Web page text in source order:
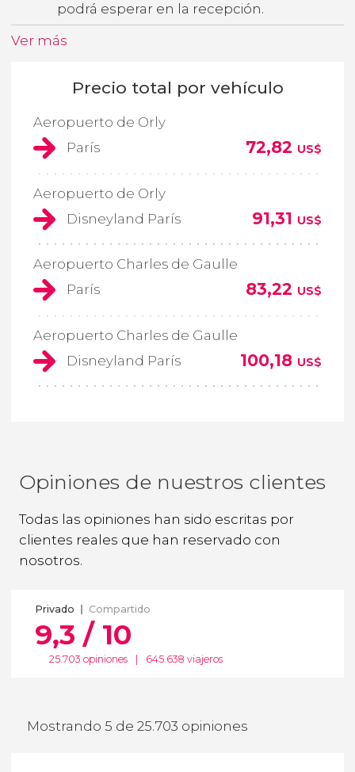
podrá esperar en la recepción.
Ver más
Precio total por vehículo
Aeropuerto de Orly
París
72,82 US$
Aeropuerto de Orly
Disneyland París
91,31 US$
Aeropuerto Charles de Gaulle
París
83,22 US$
Aeropuerto Charles de Gaulle
Disneyland París
100,18 US$
Opiniones de nuestros clientes
Todas las opiniones han sido escritas por
clientes reales que han reservado con
nosotros.
Privado Compartido
9,3 / 10
25.703 opiniones 645.638 viajeros
Mostrando 5 de 25.703 opiniones